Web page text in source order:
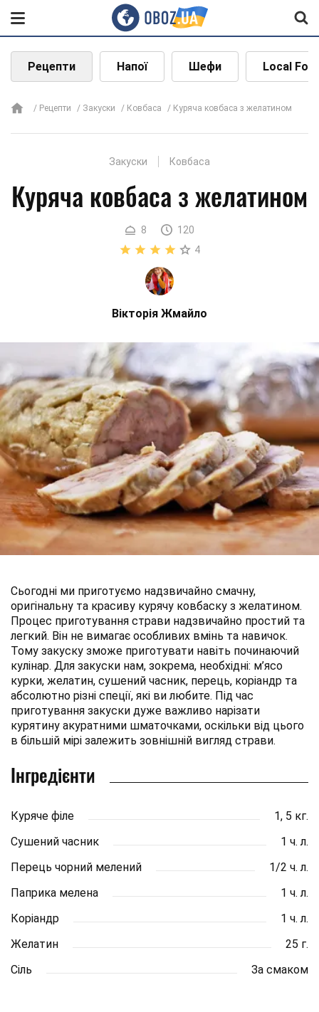
Рецепти Напої Шефи Local
Рецепти Закуски Ковбаса Куряча ковбаса з желатином
Закуски Ковбаса
Куряча ковбаса з желатином
8
120
4
Вікторія Жмайло
Сьогодні ми приготуємо надзвичайно смачну,
оригінальну та красиву курячу ковбаску з желатином.
Процес приготування страви надзвичайно простий та
легкий. Він не вимагає особливих вмінь та навичок.
Тому закуску зможе приготувати навіть починаючий
кулінар. Для закуски нам, зокрема, необхідні: м’ясо
курки, желатин, сушений часник, перець, коріандр та
абсолютно різні спеції, які ви любите. Під час
приготування закуски дуже важливо нарізати
курятину акуратними шматочками, оскільки від цього
в більшій мірі залежить зовнішній вигляд страви.
Інгредієнти
Куряче філе
1, 5 кг.
Сушений часник
1 ч. л.
Перець чорний мелений
1/2 ч. л.
Паприка мелена
1 ч. л.
Коріандр
1 ч. л.
Желатин
25 г.
Сіль
За смаком